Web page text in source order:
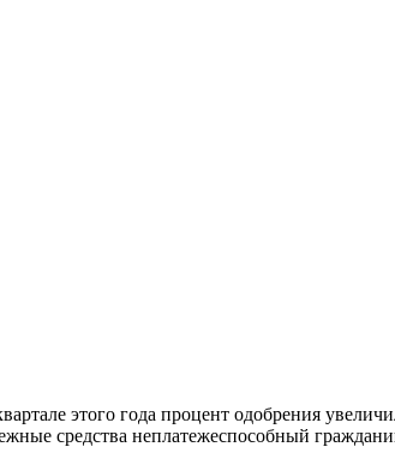
этого года процент одобрения
средства неплатежеспособный